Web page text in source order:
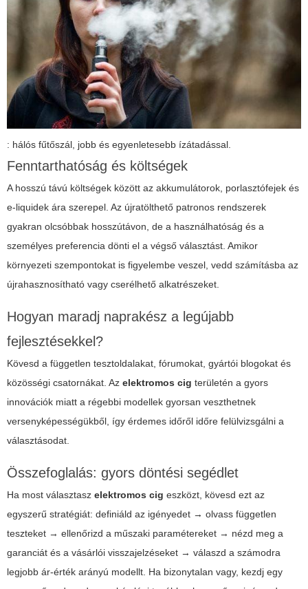
: hálós fűtőszál, jobb és egyenletesebb ízátadással.
Fenntarthatóság és költségek
A hosszú távú költségek között az akkumulátorok, porlasztófejek és
e-liquidek ára szerepel. Az újratölthető patronos rendszerek
gyakran olcsóbbak hosszútávon, de a használhatóság és a
személyes preferencia dönti el a végső választást. Amikor
környezeti szempontokat is figyelembe veszel, vedd számításba az
újrahasznosítható vagy cserélhető alkatrészeket.
Hogyan maradj naprakész a legújabb
fejlesztésekkel?
Kövesd a független tesztoldalakat, fórumokat, gyártói blogokat és
közösségi csatornákat. Az elektromos cig területén a gyors
innovációk miatt a régebbi modellek gyorsan veszthetnek
versenyképességükből, így érdemes időről időre felülvizsgálni a
választásodat.
Összefoglalás: gyors döntési segédlet
Ha most választasz elektromos cig eszközt, kövesd ezt az
egyszerű stratégiát: definiáld az igényedet → olvass független
teszteket → ellenőrizd a műszaki paramétereket → nézd meg a
garanciát és a vásárlói visszajelzéseket → válaszd a számodra
legjobb ár-érték arányú modellt. Ha bizonytalan vagy, kezdj egy